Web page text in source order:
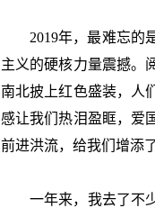
2019年，最难忘的
主义的硬核力量震撼。
南北披上红色盛装，人
感让我们热泪盈眶，爱
前进洪流，给我们增添
一年来，我去了不